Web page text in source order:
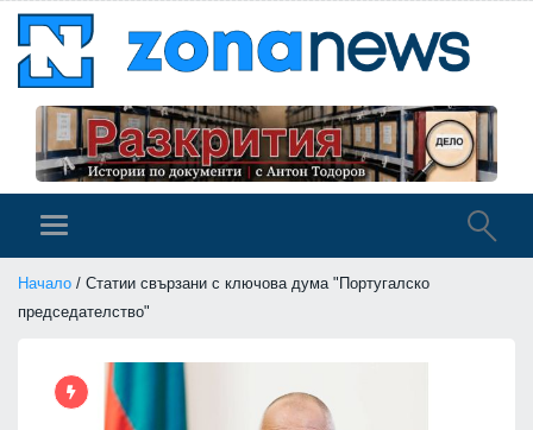
Начало / Статии свързани с ключова дума "Португалско
председателство"